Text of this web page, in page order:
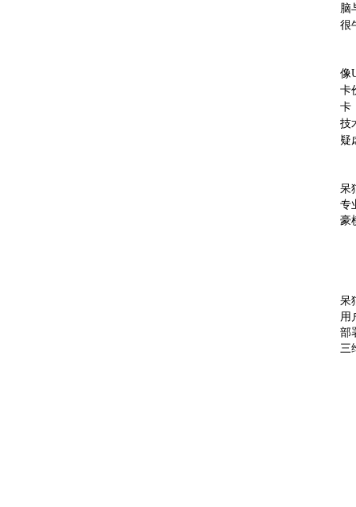
脑
很
像
卡
卡
技
疑
呆
专
豪
呆
用
部
三